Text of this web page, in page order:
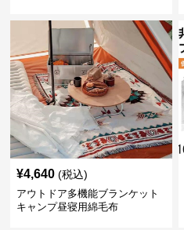
¥4,640 (税込)
アウトドア多機能ブランケット
キャンプ昼寝用綿毛布